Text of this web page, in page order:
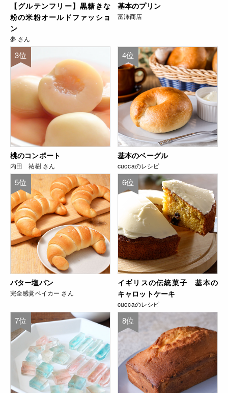
【グルテンフリー】黒糖きな
粉の米粉オールドファッショ
ン
夢 さん
基本のプリン
富澤商店
3位
桃のコンポート
内田 祐樹 さん
4位
基本のベーグル
cuocaのレシピ
5位
バター塩パン
完全感覚ベイカー さん
6位
イギリスの伝統菓子 基本の
キャロットケーキ
cuocaのレシピ
7位 8位